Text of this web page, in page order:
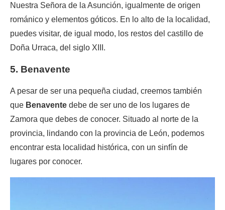
Nuestra Señora de la Asunción, igualmente de origen
románico y elementos góticos. En lo alto de la localidad,
puedes visitar, de igual modo, los restos del castillo de
Doña Urraca, del siglo XIII.
5. Benavente
A pesar de ser una pequeña ciudad, creemos también
que Benavente debe de ser uno de los lugares de
Zamora que debes de conocer. Situado al norte de la
provincia, lindando con la provincia de León, podemos
encontrar esta localidad histórica, con un sinfín de
lugares por conocer.